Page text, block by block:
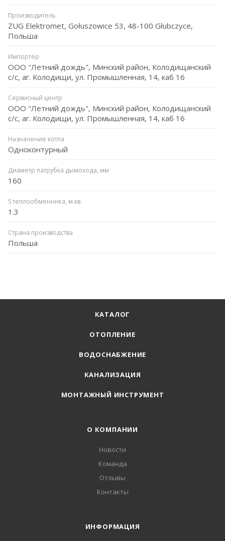
Производитель
ZUG Elektromet, Gołuszowice 53, 48-100 Głubczyce,
Польша
Импортёр
ООО "Летний дождь", Минский район, Колодищанский
с/с, аг. Колодищи, ул. Промышленная, 14, каб 16
Сервисный центр
ООО "Летний дождь", Минский район, Колодищанский
с/с, аг. Колодищи, ул. Промышленная, 14, каб 16
Назначение котла
Одноконтурный
Диаметр патрубка дымохода, мм
160
S теплообменника, м.кв.
1.3
Страна производства
Польша
КАТАЛОГ
ОТОПЛЕНИЕ
ВОДОСНАБЖЕНИЕ
КАНАЛИЗАЦИЯ
МОНТАЖНЫЙ ИНСТРУМЕНТ
О КОМПАНИИ
Новости
Команда
Отзывы
Контакты
ИНФОРМАЦИЯ